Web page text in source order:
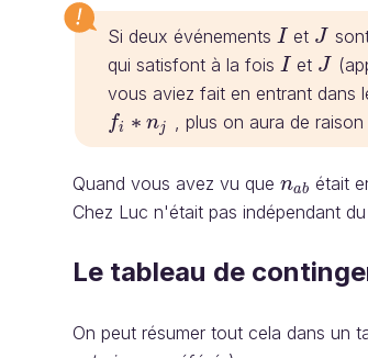
Si deux événements II et J
J
qui satisfont à la fois II et J
J
vous aviez fait en entrant dans
fi ∗ nj
fi ∗nj , plus on aura de
Quand vous avez vu que nab
nabétait
Chez Luc n'était pas indépendant
Le tableau de
On peut résumer tout cela dans un